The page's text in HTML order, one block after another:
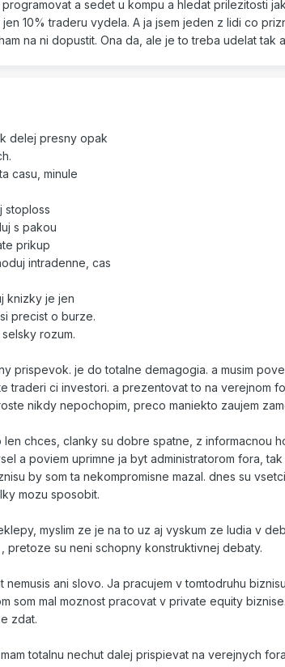
a sedet u kompu a hledat prilezitosti
10% traderu vydela. A ja jsem jeden z lidi co
na ni dopustit. Ona da, ale je to treba udelat tak
delej presny opak
casu, minule
stoploss
s pakou
prikup
intradenne, cas
knizky je jen
precist o burze.
rozum.
prispevok. je do totalne demagogia. a musim
traderi ci investori. a prezentovat to na verejnom
nikdy nepochopim, preco maniekto zaujem
chces, clanky su dobre spatne, z informacnou
a poviem uprimne ja byt administratorom fora,
by som ta nekompromisne mazal. dnes su
mozu sposobit.
myslim ze je na to uz aj vyskum ze ludia v
pretoze su neni schopny konstruktivnej debaty.
ani slovo. Ja pracujem v tomtodruhu
som mal moznost pracovat v private equity
zdat.
totalnu nechut dalej prispievat na verejnych